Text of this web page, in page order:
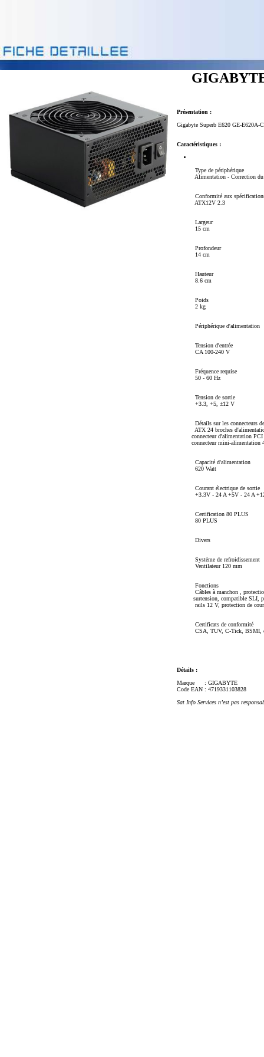
Présentation :
Gigabyte Superb E620 GE-
Caractéristiques :
Type de périphérique
Alimentation - Correction du
Conformité aux
ATX12V 2.3
Largeur
15 cm
Profondeur
14 cm
Hauteur
8.6 cm
Poids
2 kg
Périphérique d'alimentation
Tension d'entrée
CA 100-240 V
Fréquence requise
50 - 60 Hz
Tension de sortie
+3.3, +5, ±12 V
Détails sur les connecteurs
ATX 24 broches
connecteur d'alimentation
connecteur mini-alimentation
Capacité d'alimentation
620 Watt
Courant électrique de sortie
+3.3V - 24 A +5V - 24 A
Certification 80 PLUS
80 PLUS
Divers
Système de refroidissement
Ventilateur 120 mm
Fonctions
Câbles à manchon ,
surtension, compatible SLI,
rails 12 V, protection de
Certificats de conformité
CSA, TUV, C-Tick, BSMI,
Détails :
Marque
: GIGABYTE
Code EAN : 4719331103828
Sat Info Services n’est pas